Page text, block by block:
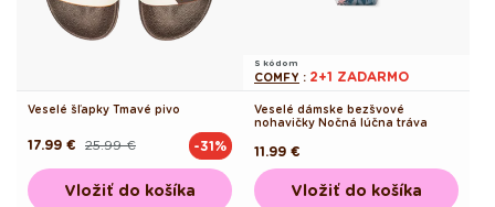
Veselé šľapky Tmavé pivo
Pôvodná25.99 €
Akciová
17.99 € -31%
Vložiť do košíka
S kódom
COMFY : 2+1 ZADARMO
Veselé dámske bezšvové
nohavičky Nočná lúčna tráva
Pôvodná
cena
11.99 €
Vložiť do košíka